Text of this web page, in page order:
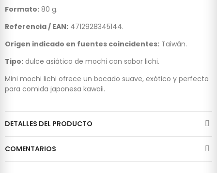
Formato: 80 g.
Referencia / EAN: 4712928345144.
Origen indicado en fuentes coincidentes: Taiwán.
Tipo: dulce asiático de mochi con sabor lichi.
Mini mochi lichi ofrece un bocado suave, exótico y perfecto
para comida japonesa kawaii.
DETALLES DEL PRODUCTO
COMENTARIOS